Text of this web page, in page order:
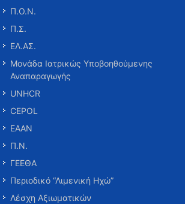
Π.Ο.Ν.
Π.Σ.
ΕΛ.ΑΣ.
Μονάδα Ιατρικώς Υποβοηθούμενης
Αναπαραγωγής
UNHCR
CEPOL
ΕΑΑΝ
Π.Ν.
ΓΕΕΘΑ
Περιοδικό “Λιμενική Ηχώ”
Λέσχη Αξιωματικών